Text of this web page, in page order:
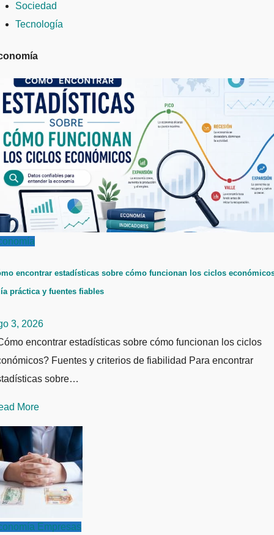
Sociedad
Tecnología
encontrar estadísticas sobre cómo funcionan los ciclos
práctica y fuentes fiables
3, 2026
encontrar estadísticas sobre cómo funcionan los ciclos
Fuentes y criterios de fiabilidad Para encontrar
sobre…
More
Empresas